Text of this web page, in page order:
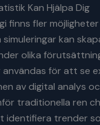
Kan Hjälpa Dig
finns fler
kan
olika
för att se
av digital analys
traditionella ren
trender